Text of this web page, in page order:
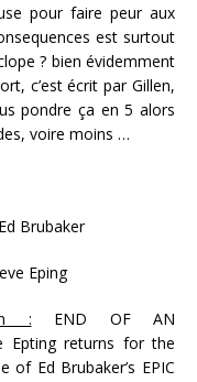
pour faire peur aux
est surtout
? bien évidemment
c’est écrit par Gillen,
pondre ça en 5 alors
voire moins …
Ed Brubaker
Eping
: END OF AN
Epting returns for the
of Ed Brubaker’s EPIC